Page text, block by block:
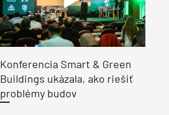
Konferencia Smart & Green
Buildings ukázala, ako riešiť
problémy budov